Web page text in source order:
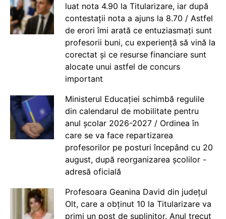
luat nota 4.90 la Titularizare, iar după
contestații nota a ajuns la 8.70 / Astfel
de erori îmi arată ce entuziasmați sunt
profesorii buni, cu experiență să vină la
corectat și ce resurse financiare sunt
alocate unui astfel de concurs
important
Ministerul Educației schimbă regulile
din calendarul de mobilitate pentru
anul școlar 2026-2027 / Ordinea în
care se va face repartizarea
profesorilor pe posturi începând cu 20
august, după reorganizarea școlilor -
adresă oficială
Profesoara Geanina David din județul
Olt, care a obținut 10 la Titularizare va
primi un post de suplinitor. Anul trecut